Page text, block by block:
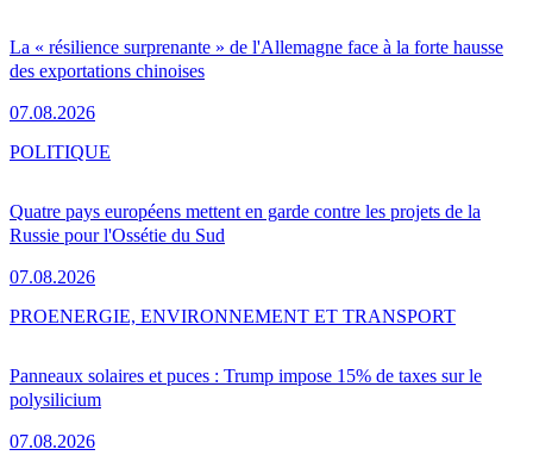
La « résilience surprenante » de l'Allemagne face à la forte hausse
des exportations chinoises
07.08.2026
Quatre pays européens mettent en garde contre les projets de la
Russie pour l'Ossétie du Sud
07.08.2026
POLITIQUE
Panneaux solaires et puces : Trump impose 15% de taxes sur le
polysilicium
07.08.2026
PROENERGIE, ENVIRONNEMENT ET TRANSPORT